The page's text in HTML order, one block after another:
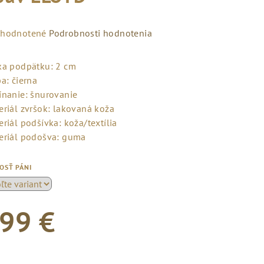
Podrobnosti hodnotenia
podpätku: 2 cm
čierna
šnurovanie
zvršok: lakovaná koža
podšívka: koža/textília
podošva: guma
PÁNI
€